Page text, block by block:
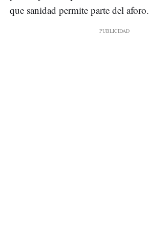
que sanidad permite parte del aforo.